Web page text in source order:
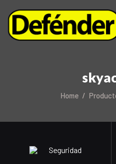
Home
Seguridad
PRODUCTOS
RECURSOS
CONTACTO